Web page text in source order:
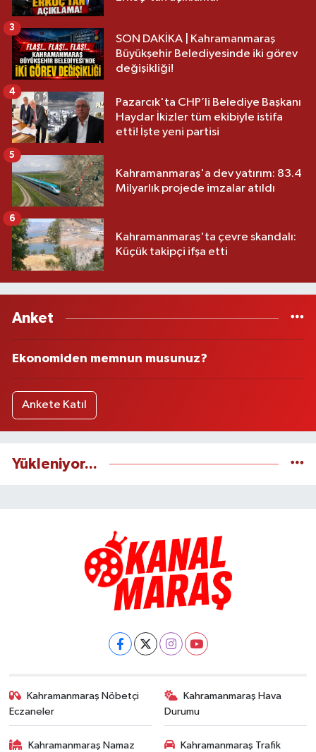
SON DAKİKA | Kahramanmaraş
Büyükşehir Belediyesinde iki görev
değişikliği!
3
Pazarcık'ta CHP’li Belediye Başkanı
Haydar İkizler tüm ekibiyle istifa
etti! İşte yeni partisi
4
Kahramanmaraş'a dev yatırım: 83.4
Milyarlık projede imzalar atıldı
5
Kahramanmaraş'ta çevre skandalı:
Küçük takipçi ifşa etti
6
Anket
Ekonomiden memnun musunuz?
Ankete Katıl
Yükleniyor...
Kahramanmaraş Nöbetçi
Eczaneler
Kahramanmaraş Hava
Durumu
Kahramanmaraş Namaz
Kahramanmaraş Trafik